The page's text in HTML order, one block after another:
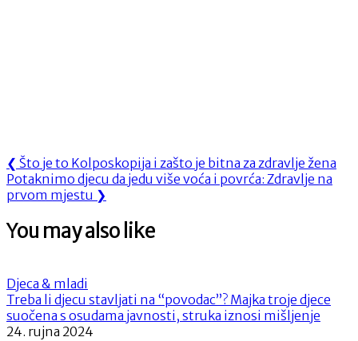
Navigacija
objava
❮ Previous
Post:
Što je to Kolposkopija i zašto je bitna za zdravlje žena
Next
Post:
Potaknimo djecu da jedu više voća i povrća: Zdravlje na
prvom mjestu ❯
You may also like
Djeca & mladi
Treba li djecu stavljati na “povodac”? Majka troje djece
suočena s osudama javnosti, struka iznosi mišljenje
24. rujna 2024